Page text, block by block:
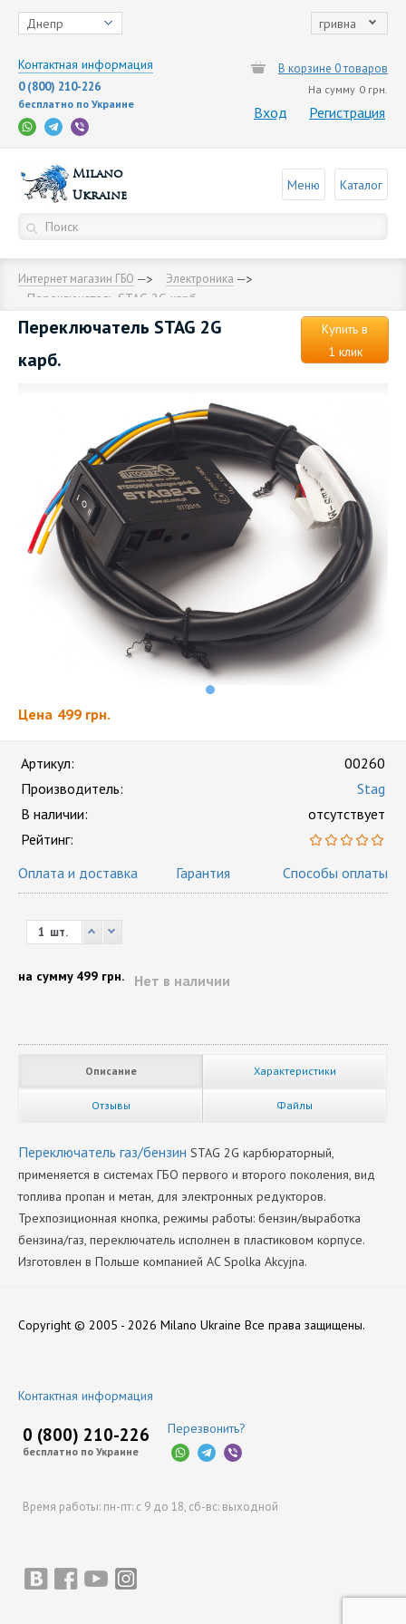
Днепр гривна
Контактная информация
0 (800) 210-226
бесплатно по Украине
В корзине 0 товаров
На сумму 0 грн.
Вход Регистрация
Milano
Ukraine
Меню Каталог
Интернет магазин ГБО Электроника
Переключатель STAG 2G карб.
Переключатель STAG 2G
карб.
Купить в
1 клик
Цена 499 грн.
Артикул:
00260
Производитель:
Stag
В наличии:
отсутствует
Рейтинг:
Оплата и доставка
Гарантия Способы оплаты
шт.
Нет в наличии
на сумму 499 грн.
Описание Характеристики
Отзывы Файлы
Переключатель газ/бензин STAG 2G карбюраторный,
применяется в системах ГБО первого и второго поколения, вид
топлива пропан и метан, для электронных редукторов.
Трехпозиционная кнопка, режимы работы: бензин/выработка
бензина/газ, переключатель исполнен в пластиковом корпусе.
Изготовлен в Польше компанией AC Spolka Akcyjna.
Copyright © 2005 - 2026 Milano Ukraine Все права защищены.
Контактная информация
0 (800) 210-226
бесплатно по Украине
Перезвонить?
Время работы: пн-пт: с 9 до 18, сб-вс: выходной